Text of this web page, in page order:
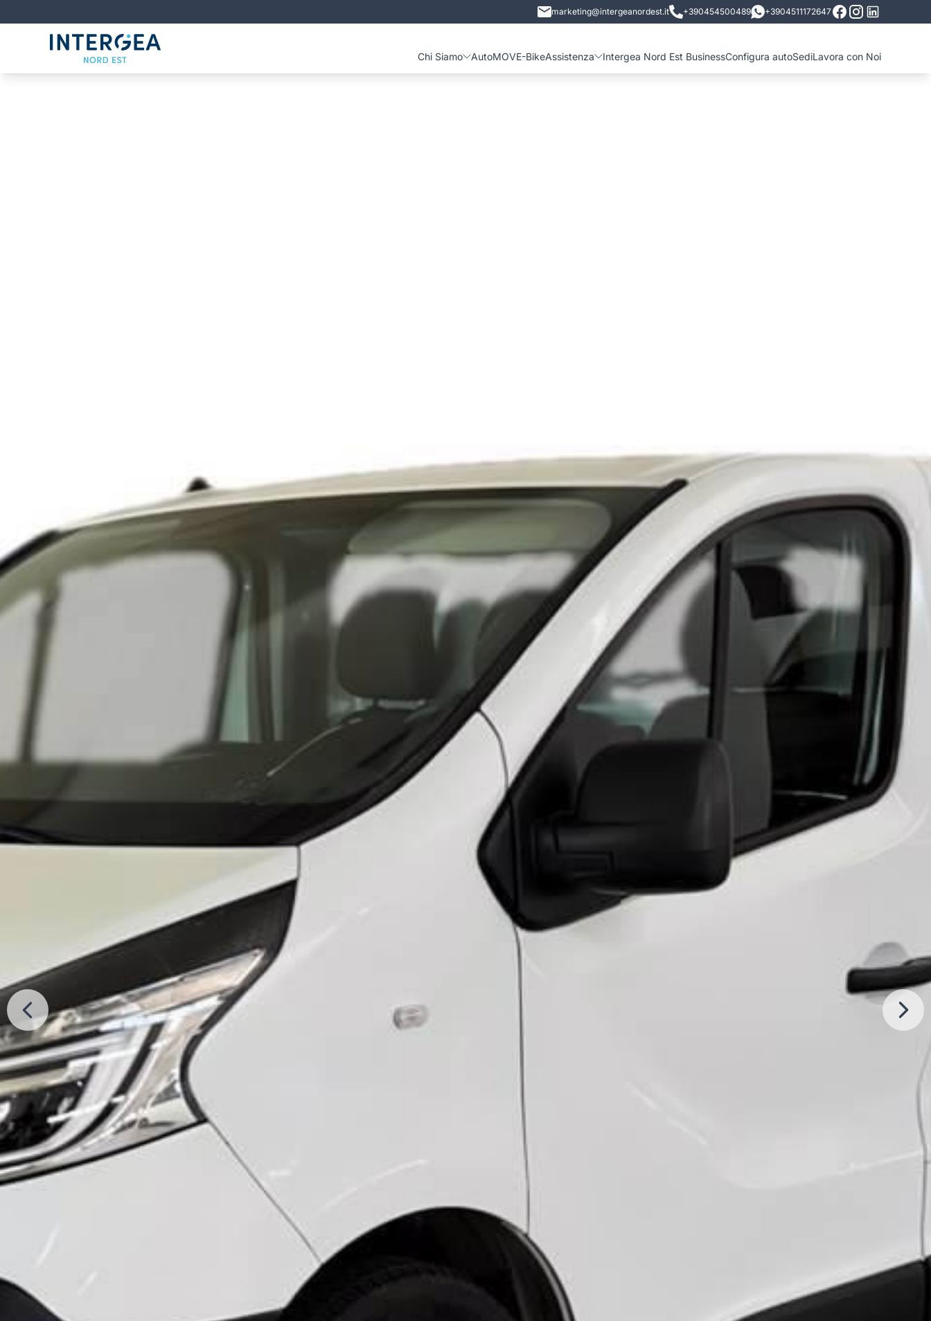
marketing@intergeanordest.it +390454500489 +3904511172647
Chi Siamo AutoMOVE-BikeAssistenza Intergea Nord Est BusinessConfigura autoSediLavora con Noi